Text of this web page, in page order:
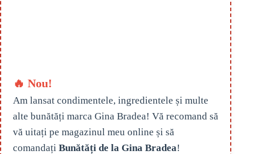
🔥 Nou!
Am lansat condimentele, ingredientele și multe
alte bunătăți marca Gina Bradea! Vă recomand să
vă uitați pe magazinul meu online și să
comandați Bunătăți de la Gina Bradea!